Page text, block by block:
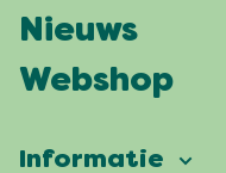
Nieuws
Webshop
Informatie